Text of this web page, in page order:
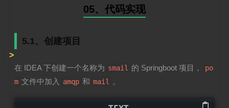
05、代码实现
5.1、创建项目
在 IDEA 下创建一个名称为 smail 的 Springboot 项目，
po
m 文件中加入 amqp 和 mail 。